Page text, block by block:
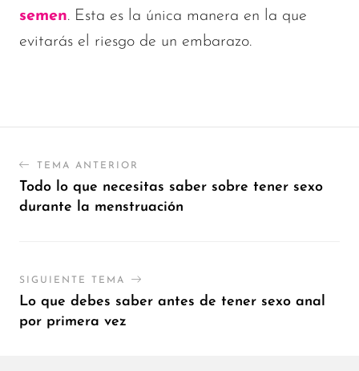
semen. Esta es la única manera en la que
evitarás el riesgo de un embarazo.
TEMA ANTERIOR
Todo lo que necesitas saber sobre tener sexo
durante la menstruación
SIGUIENTE TEMA
Lo que debes saber antes de tener sexo anal
por primera vez